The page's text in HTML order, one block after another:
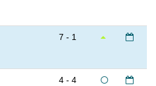
7 - 1
4 - 4